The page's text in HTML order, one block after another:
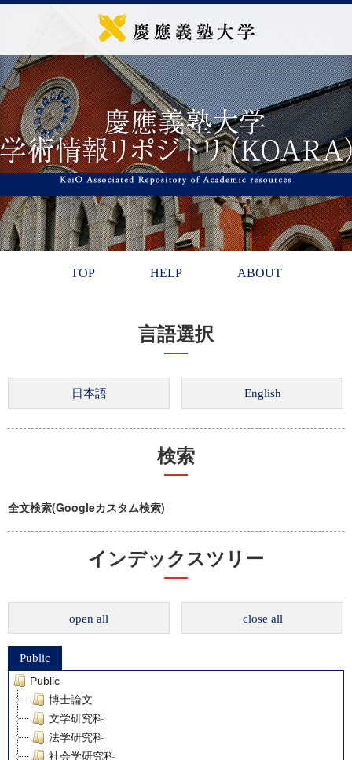
TOP HELP ABOUT
言語選択
検索
全文検索(Googleカスタム検索)
インデックスツリー
open all close all
Public
Public
博士論文
文学研究科
法学研究科
社会学研究科